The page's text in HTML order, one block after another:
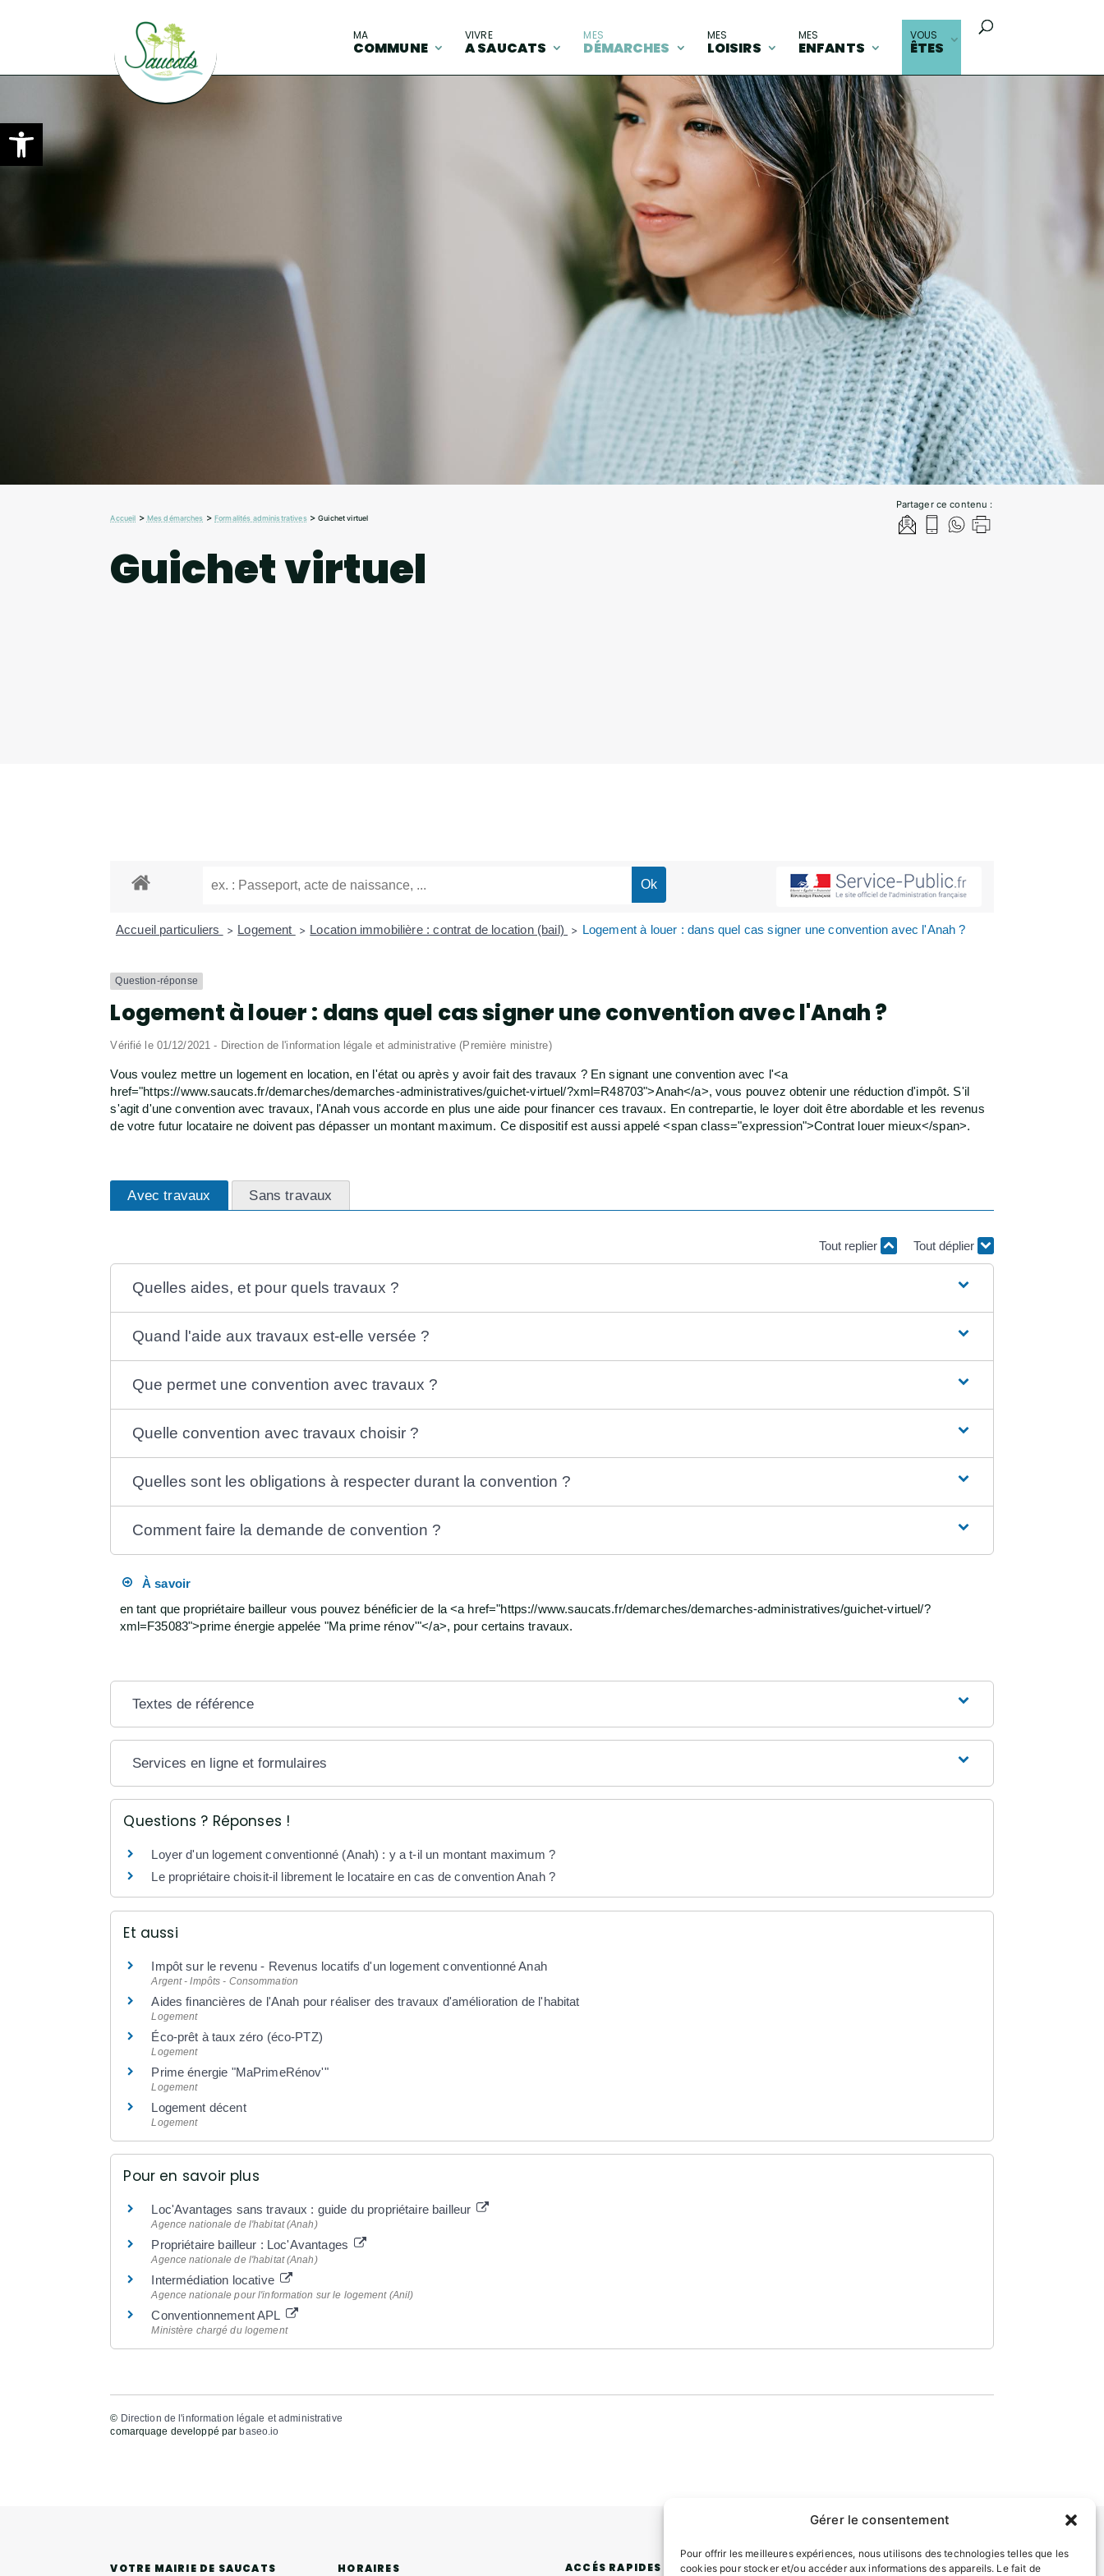
Ouvrir la barre d’outils
Gérer le consentement
Pour offrir les meilleures expériences, nous utilisons des technologies telles que les
cookies pour stocker et/ou accéder aux informations des appareils. Le fait de
MA
COMMUNE
VIVRE
A SAUCATS
MES
DÉMARCHES
MES
LOISIRS
MES
ENFANTS
VOUS
ÊTES
Partager ce contenu :
Accueil > Mes démarches >Formalités administratives>Guichet virtuel
Guichet virtuel
Accueil particuliers > Logement > Location immobilière : contrat de location (bail) > Logement à louer : dans quel cas signer une convention avec l'Anah ?
Question-réponse
Logement à louer : dans quel cas signer une convention avec l'Anah ?
Vérifié le 01/12/2021 - Direction de l'information légale et administrative (Première ministre)
Vous voulez mettre un logement en location, en l'état ou après y avoir fait des travaux ? En signant une convention avec l'<a
href="https://www.saucats.fr/demarches/demarches-administratives/guichet-virtuel/?xml=R48703">Anah</a>, vous pouvez obtenir une réduction d'impôt. S'il
s'agit d'une convention avec travaux, l'Anah vous accorde en plus une aide pour financer ces travaux. En contrepartie, le loyer doit être abordable et les revenus
de votre futur locataire ne doivent pas dépasser un montant maximum. Ce dispositif est aussi appelé <span class="expression">Contrat louer mieux</span>.
Avec travaux Sans travaux
Tout replier Tout déplier
Quelles aides, et pour quels travaux ?
Quand l'aide aux travaux est-elle versée ?
Que permet une convention avec travaux ?
Quelle convention avec travaux choisir ?
Quelles sont les obligations à respecter durant la convention ?
Comment faire la demande de convention ?
À savoir
en tant que propriétaire bailleur vous pouvez bénéficier de la <a href="https://www.saucats.fr/demarches/demarches-administratives/guichet-virtuel/?
xml=F35083">prime énergie appelée "Ma prime rénov'"</a>, pour certains travaux.
Textes de référence
Services en ligne et formulaires
Questions ? Réponses !
Loyer d'un logement conventionné (Anah) : y a t-il un montant maximum ?
Le propriétaire choisit-il librement le locataire en cas de convention Anah ?
Et aussi
Impôt sur le revenu - Revenus locatifs d'un logement conventionné Anah
Argent - Impôts - Consommation
Aides financières de l'Anah pour réaliser des travaux d'amélioration de l'habitat
Logement
Éco-prêt à taux zéro (éco-PTZ)
Logement
Prime énergie "MaPrimeRénov'"
Logement
Logement décent
Logement
Pour en savoir plus
Loc'Avantages sans travaux : guide du propriétaire bailleur
Agence nationale de l'habitat (Anah)
Propriétaire bailleur : Loc'Avantages
Agence nationale de l'habitat (Anah)
Intermédiation locative
Agence nationale pour l'information sur le logement (Anil)
Conventionnement APL
Ministère chargé du logement
© Direction de l'information légale et administrative
comarquage developpé par baseo.io
VOTRE MAIRIE DE SAUCATS HORAIRES ACCÉS RAPIDES INFORMATIONS LÉGALES